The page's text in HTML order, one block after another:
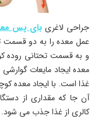
جراحی لاغری بای پس
عمل معده را به دو
و به قسمت تحتانی روده
معده ایجاد مایعات
غذا است. با ایجاد معده
آن جا که مقداری از
کالری از غذا جذب می شود.